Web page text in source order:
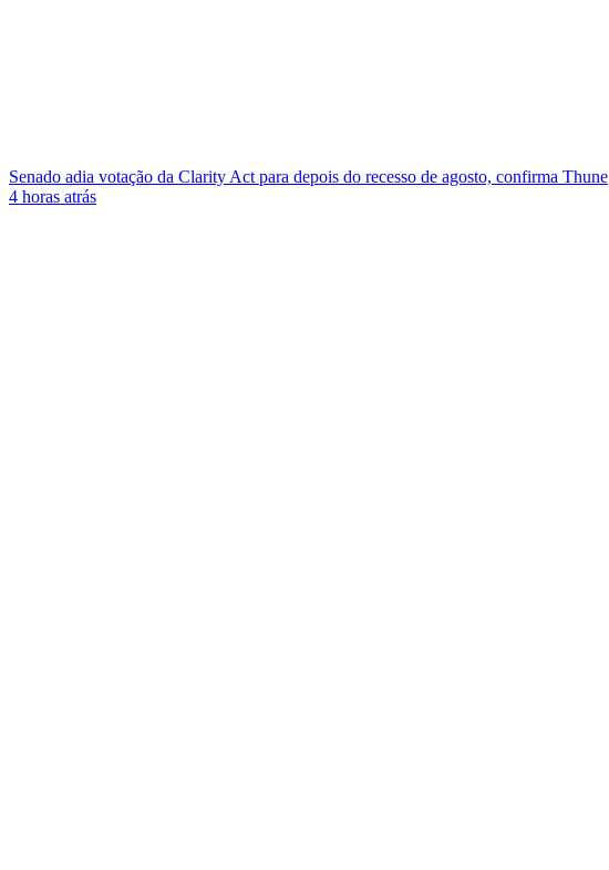
Senado adia votação da Clarity Act para depois do recesso de agosto, confirma Thune
4 horas atrás